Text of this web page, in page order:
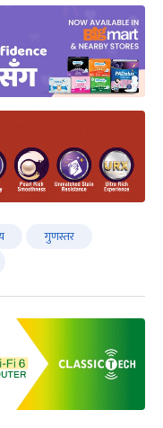
गुणस्तर